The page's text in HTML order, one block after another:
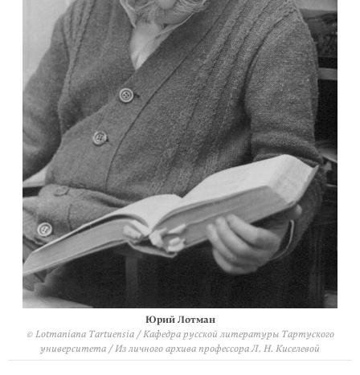
Юрий Лотман
© Lotmaniana Tartuensia / Кафедра русской литературы Тартуского
университета / Из личного архива профессора Л. Н. Киселевой